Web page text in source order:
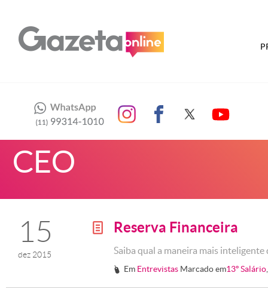
CEO
15
dez 2015
g Reserva Financeira
Saiba qual a maneira mais
# Em Entrevistas Marcado em13º Salário